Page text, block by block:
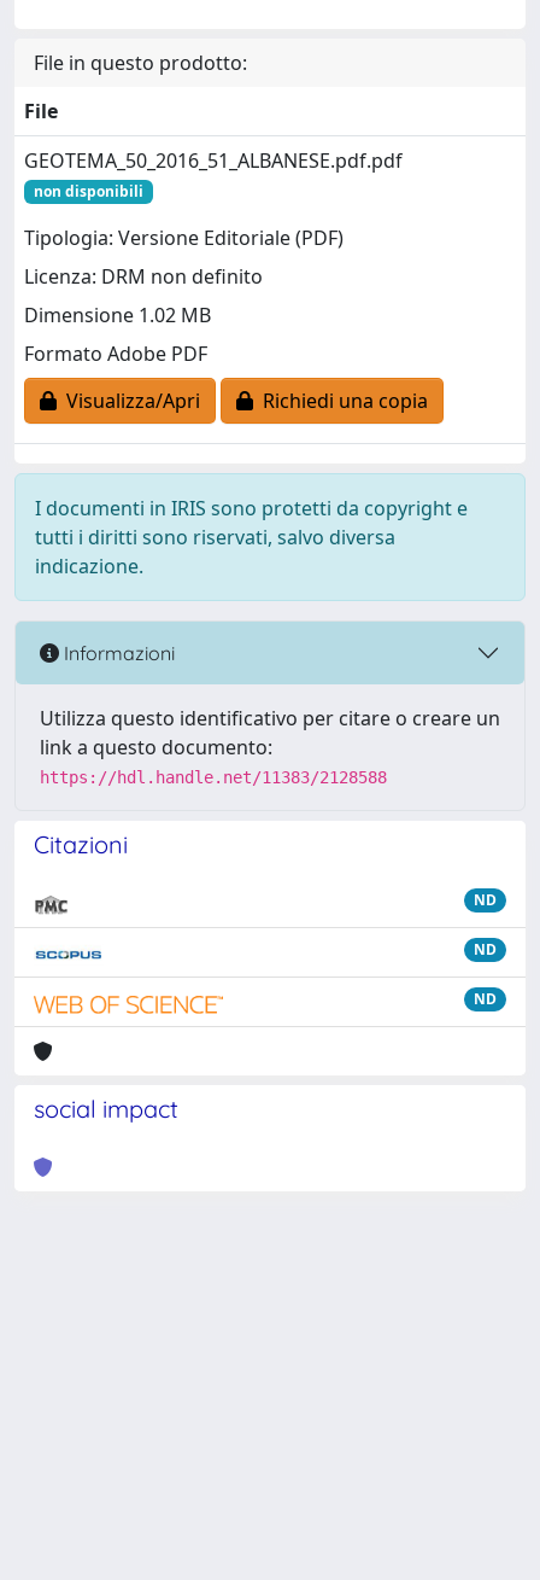
File in questo prodotto:
File
GEOTEMA_50_2016_51_ALBANESE.pdf.pdf
non disponibili
Tipologia: Versione Editoriale (PDF)
Licenza: DRM non definito
Dimensione 1.02 MB
Formato Adobe PDF
Visualizza/Apri
Richiedi una copia
I documenti in IRIS sono protetti da copyright e
tutti i diritti sono riservati, salvo diversa
indicazione.
Informazioni
Utilizza questo identificativo per citare o creare un
link a questo documento:
https://hdl.handle.net/11383/2128588
Citazioni
ND
ND
ND
social impact